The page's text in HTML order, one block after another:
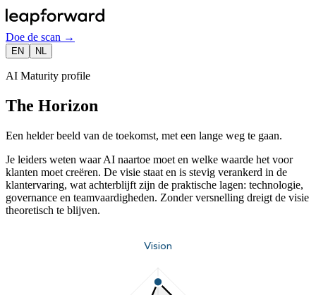
Doe de scan →
EN NL
AI Maturity profile
The Horizon
Een helder beeld van de toekomst, met een lange weg te gaan.
Je leiders weten waar AI naartoe moet en welke waarde het voor
klanten moet creëren. De visie staat en is stevig verankerd in de
klantervaring, wat achterblijft zijn de praktische lagen: technologie,
governance en teamvaardigheden. Zonder versnelling dreigt de visie
theoretisch te blijven.
Vision